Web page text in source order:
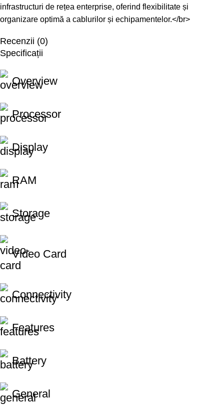
infrastructuri de rețea enterprise, oferind flexibilitate și
organizare optimă a cablurilor și echipamentelor.</br>
Recenzii (0)
Specificații
Overview
Processor
Display
RAM
Storage
Video Card
Connectivity
Features
Battery
General